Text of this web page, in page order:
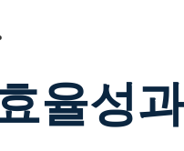
율성